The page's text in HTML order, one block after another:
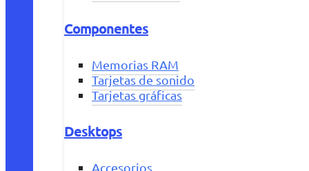
Componentes
Memorias RAM
Tarjetas de sonido
Tarjetas gráficas
Desktops
Accesorios